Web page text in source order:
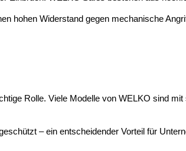
hohen Widerstand gegen mechanische
Rolle. Viele Modelle von WELKO sind
– ein entscheidender Vorteil für